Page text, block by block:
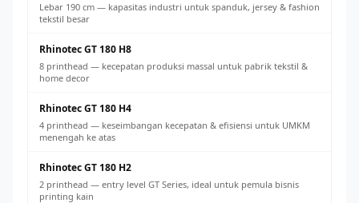
Lebar 190 cm — kapasitas industri untuk spanduk, jersey & fashion
tekstil besar
Rhinotec GT 180 H8
8 printhead — kecepatan produksi massal untuk pabrik tekstil &
home decor
Rhinotec GT 180 H4
4 printhead — keseimbangan kecepatan & efisiensi untuk UMKM
menengah ke atas
Rhinotec GT 180 H2
2 printhead — entry level GT Series, ideal untuk pemula bisnis
printing kain